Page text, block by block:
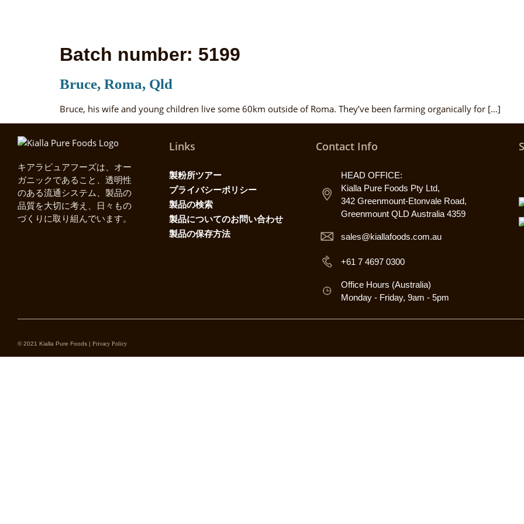
Batch number: 5199
Bruce, Roma, Qld
Bruce, his wife and young children live some 60km outside of Roma. They’ve been farming organically for […]
キアラピュアフーズは、オー
ガニックであること、透明性
のある流通システム、製品の
品質を大切に考え、日々もの
づくりに取り組んでいます。
Links
製粉所ツアー
プライバシーポリシー
製品の検索
製品についてのお問い合わせ
製品の保存方法
Contact Info
HEAD OFFICE:
Kialla Pure Foods Pty Ltd,
342 Greenmount-Etonvale Road,
Greenmount QLD Australia 4359
sales@kiallafoods.com.au
+61 7 4697 0300
Office Hours (Australia)
Monday - Friday, 9am - 5pm
© 2021 Kialla Pure Foods | Privacy Policy